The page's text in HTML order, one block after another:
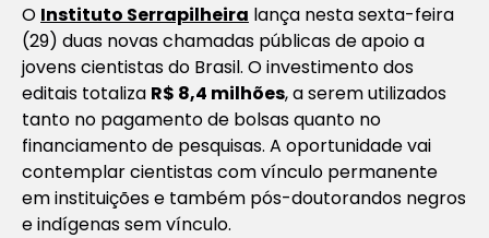
O Instituto Serrapilheira lança nesta sexta-feira
(29) duas novas chamadas públicas de apoio a
jovens cientistas do Brasil. O investimento dos
editais totaliza R$ 8,4 milhões, a serem utilizados
tanto no pagamento de bolsas quanto no
financiamento de pesquisas. A oportunidade vai
contemplar cientistas com vínculo permanente
em instituições e também pós-doutorandos negros
e indígenas sem vínculo.